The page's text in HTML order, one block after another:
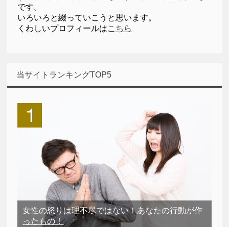
です。
いろいろと綴っていこうと思います。
くわしいプロフィールはこちら
当サイトランキングTOP5
女性の怒りは理不尽ではない！あなたの行動が作
ったもの！